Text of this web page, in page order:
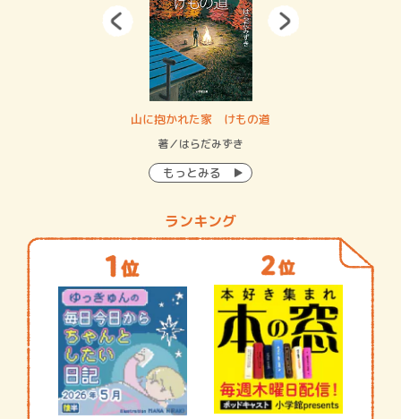
山に抱かれた家 けもの道
著／はらだみずき
もっとみる
ランキング